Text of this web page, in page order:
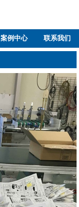
案例中心 联系我们